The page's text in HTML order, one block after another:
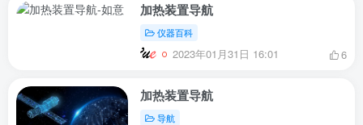
加热装置导航
仪器百科
2023年01月31日 16:01 6
加热装置导航
导航